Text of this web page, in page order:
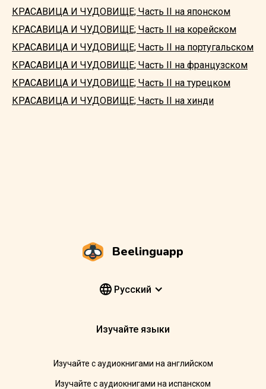
КРАСАВИЦА И ЧУДОВИЩЕ; Часть II на японском
КРАСАВИЦА И ЧУДОВИЩЕ; Часть II на корейском
КРАСАВИЦА И ЧУДОВИЩЕ; Часть II на португальском
КРАСАВИЦА И ЧУДОВИЩЕ; Часть II на французском
КРАСАВИЦА И ЧУДОВИЩЕ; Часть II на турецком
КРАСАВИЦА И ЧУДОВИЩЕ; Часть II на хинди
Beelinguapp
Pусский
Изучайте языки
Изучайте с аудиокнигами на английском
Изучайте с аудиокнигами на испанском